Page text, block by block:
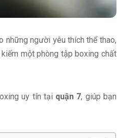
những người yêu thích thể thao,
một phòng tập boxing chất
uy tín tại quận 7, giúp bạn